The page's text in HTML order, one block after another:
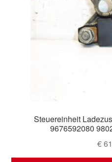
Steuereinheit
9676592080
€